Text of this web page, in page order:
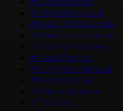
#Алексей Гуськов
# Марк Эйдельштейн
# Никита Кологривый
# Главные Сериалы
# Саша Петров
# Смотреть фильмы
# Юра Борисов
# Мария Аронова
# Трейлер